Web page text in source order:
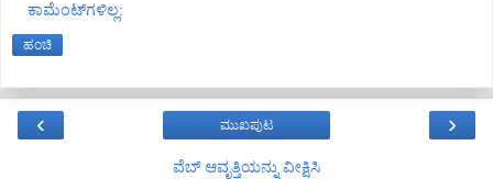
ಕಾಮೆಂಟ್‌ಗಳಿಲ್ಲ:
ಹಂಚಿ
‹ ›
ಮುಖಪುಟ
ವೆಬ್‌ ಆವೃತ್ತಿಯನ್ನು ವೀಕ್ಷಿಸಿ